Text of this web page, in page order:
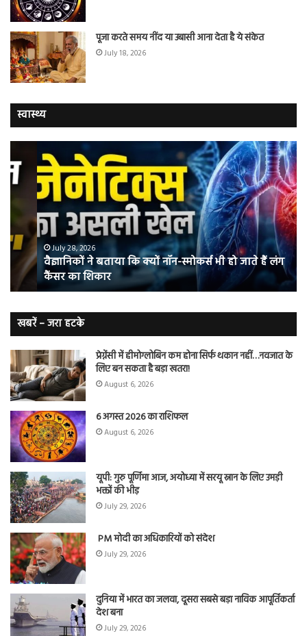
पूजा करते समय नींद या उबासी आना देता है ये संकेत
July 18, 2026
स्वास्थ्य
ने
बताया
नॉन-
स्मोकर्स
भी
हैं
कैंसर का
शिकार
July 28, 2026
वैज्ञानिकों ने बताया कि क्यों नॉन-स्मोकर्स भी हो जाते हैं लंग
कैंसर का शिकार
में
की
खबरें – जरा हटके
प्रेग्नेंसी में हीमोग्लोबिन कम होना सिर्फ थकान नहीं…नवजात के
लिए बन सकता है बड़ा खतरा!
August 6, 2026
6 अगस्त 2026 का राशिफल
August 6, 2026
यूपी: गुरु पूर्णिमा आज, अयोध्या में सरयू स्नान के लिए उमड़ी
भक्तों की भीड़
July 29, 2026
PM मोदी का अधिकारियों को संदेश
July 29, 2026
दुनिया में भारत का जलवा, दूसरा सबसे बड़ा नाविक आपूर्तिकर्ता
देश बना
July 29, 2026